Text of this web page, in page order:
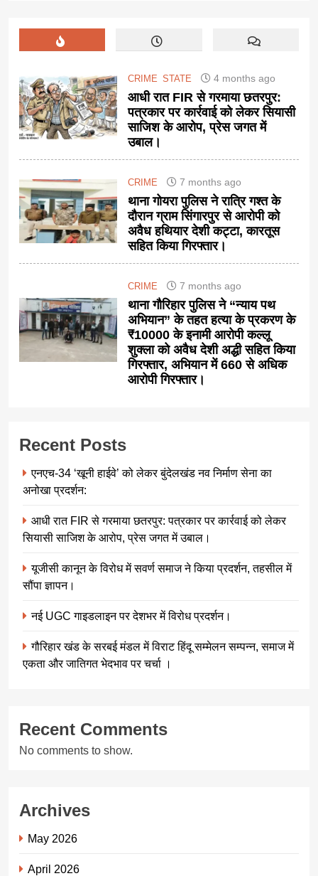
CRIME STATE 4 months ago
आधी रात FIR से गरमाया छतरपुर:
पत्रकार पर कार्रवाई को लेकर सियासी
साजिश के आरोप, प्रेस जगत में
उबाल।
CRIME 7 months ago
थाना गोयरा पुलिस ने रात्रि गश्त के
दौरान ग्राम सिंगारपुर से आरोपी को
अवैध हथियार देशी कट्टा, कारतूस
सहित किया गिरफ्तार।
CRIME 7 months ago
थाना गौरिहार पुलिस ने “न्याय पथ
अभियान” के तहत हत्या के प्रकरण के
₹10000 के इनामी आरोपी कल्लू
शुक्ला को अवैध देशी अद्धी सहित किया
गिरफ्तार, अभियान में 660 से अधिक
आरोपी गिरफ्तार।
Recent Posts
एनएच-34 ‘खूनी हाईवे’ को लेकर बुंदेलखंड नव निर्माण सेना का
अनोखा प्रदर्शन:
आधी रात FIR से गरमाया छतरपुर: पत्रकार पर कार्रवाई को लेकर
सियासी साजिश के आरोप, प्रेस जगत में उबाल।
यूजीसी कानून के विरोध में सवर्ण समाज ने किया प्रदर्शन, तहसील में
सौंपा ज्ञापन।
नई UGC गाइडलाइन पर देशभर में विरोध प्रदर्शन।
गौरिहार खंड के सरबई मंडल में विराट हिंदू सम्मेलन सम्पन्न, समाज में
एकता और जातिगत भेदभाव पर चर्चा ।
Recent Comments
No comments to show.
Archives
May 2026
April 2026